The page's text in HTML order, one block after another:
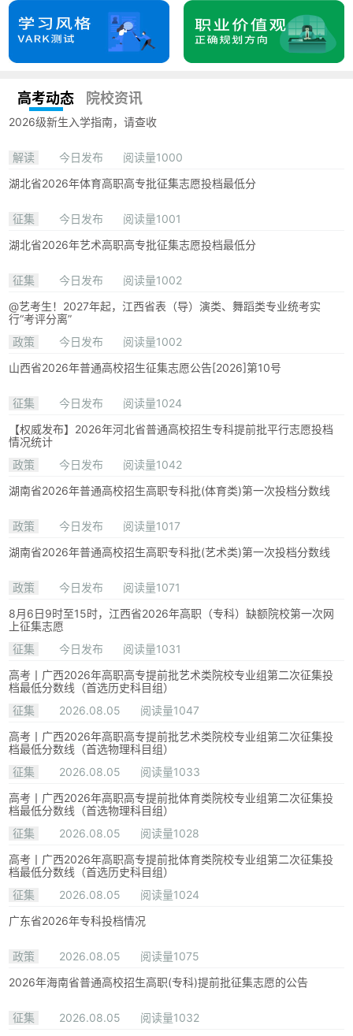
高考动态 院校资讯
2026级新生入学指南，请查收
解读 今日发布
阅读量1000
湖北省2026年体育高职高专批征集志愿投档最低分
征集 今日发布
阅读量1001
湖北省2026年艺术高职高专批征集志愿投档最低分
征集 今日发布
阅读量1002
@艺考生！2027年起，江西省表（导）演类、舞蹈类专业统考实
行“考评分离”
政策
今日发布
阅读量1002
山西省2026年普通高校招生征集志愿公告[2026]第10号
征集 今日发布
阅读量1024
【权威发布】2026年河北省普通高校招生专科提前批平行志愿投档
情况统计
政策
今日发布
阅读量1042
湖南省2026年普通高校招生高职专科批(体育类)第一次投档分数线
政策 今日发布
阅读量1017
湖南省2026年普通高校招生高职专科批(艺术类)第一次投档分数线
政策 今日发布
阅读量1071
8月6日9时至15时，江西省2026年高职（专科）缺额院校第一次网
上征集志愿
征集
今日发布
阅读量1031
高考丨广西2026年高职高专提前批艺术类院校专业组第二次征集投
档最低分数线（首选历史科目组）
征集
2026.08.05
阅读量1047
高考丨广西2026年高职高专提前批艺术类院校专业组第二次征集投
档最低分数线（首选物理科目组）
征集
2026.08.05
阅读量1033
高考丨广西2026年高职高专提前批体育类院校专业组第二次征集投
档最低分数线（首选物理科目组）
征集
2026.08.05
阅读量1028
高考丨广西2026年高职高专提前批体育类院校专业组第二次征集投
档最低分数线（首选历史科目组）
征集
2026.08.05
阅读量1024
广东省2026年专科投档情况
政策 2026.08.05
阅读量1075
2026年海南省普通高校招生高职(专科)提前批征集志愿的公告
征集 2026.08.05
阅读量1032